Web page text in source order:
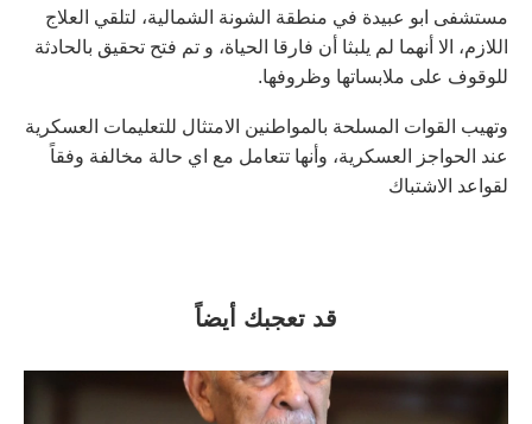
مستشفى ابو عبيدة في منطقة الشونة الشمالية، لتلقي العلاج
اللازم، الا أنهما لم يلبثا أن فارقا الحياة، و تم فتح تحقيق بالحادثة
للوقوف على ملابساتها وظروفها.
وتهيب القوات المسلحة بالمواطنين الامتثال للتعليمات العسكرية
عند الحواجز العسكرية، وأنها تتعامل مع اي حالة مخالفة وفقاً
لقواعد الاشتباك
قد تعجبك أيضاً